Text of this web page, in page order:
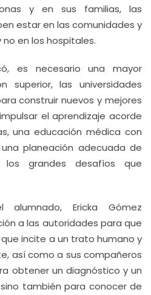
y en sus familias, las
estar en las comunidades y
en los hospitales.
es necesario una mayor
superior, las universidades
construir nuevos y mejores
el aprendizaje acorde
una educación médica con
planeación adecuada de
grandes desafíos que
alumnado, Ericka Gómez
a las autoridades para que
incite a un trato humano y
así como a sus compañeros
obtener un diagnóstico y un
también para conocer de